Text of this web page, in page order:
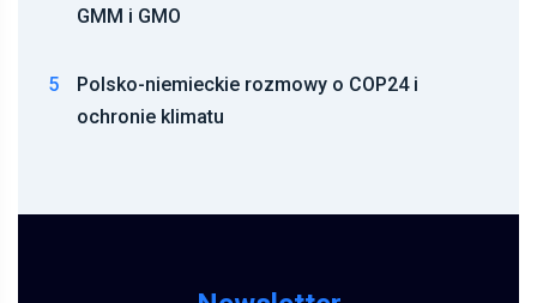
GMM i GMO
5
Polsko-niemieckie rozmowy o COP24 i
ochronie klimatu